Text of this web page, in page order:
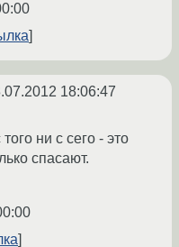
18:06:47
ни с сего - это
спасают.